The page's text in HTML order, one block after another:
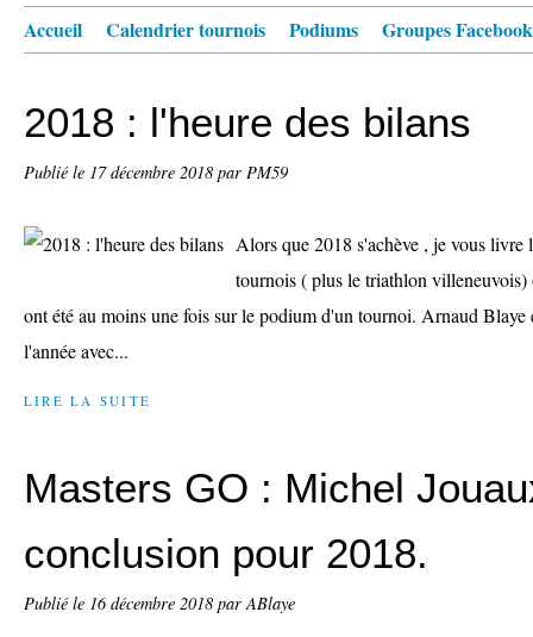
Accueil Calendrier tournois Podiums Groupes Facebook
2018 : l'heure des bilans
Publié le 17 décembre 2018 par PM59
Alors que 2018 s'achève , je vous livre
tournois ( plus le triathlon villeneuvois)
ont été au moins une fois sur le podium d'un tournoi. Arnaud Blaye
l'année avec...
LIRE LA SUITE
Masters GO : Michel
conclusion pour 2018.
Publié le 16 décembre 2018 par ABlaye